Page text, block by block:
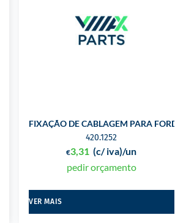
FIXAÇÃO DE CABLAGEM PARA FORD
420.1252
€3,31 (c/ iva)/un
pedir orçamento
VER MAIS